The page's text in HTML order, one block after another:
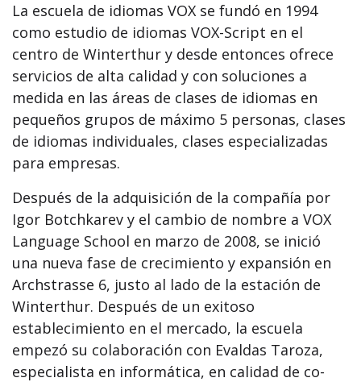
La escuela de idiomas VOX se fundó en 1994
como estudio de idiomas VOX-Script en el
centro de Winterthur y desde entonces ofrece
servicios de alta calidad y con soluciones a
medida en las áreas de clases de idiomas en
pequeños grupos de máximo 5 personas, clases
de idiomas individuales, clases especializadas
para empresas.
Después de la adquisición de la compañía por
Igor Botchkarev y el cambio de nombre a VOX
Language School en marzo de 2008, se inició
una nueva fase de crecimiento y expansión en
Archstrasse 6, justo al lado de la estación de
Winterthur. Después de un exitoso
establecimiento en el mercado, la escuela
empezó su colaboración con Evaldas Taroza,
especialista en informática, en calidad de co-